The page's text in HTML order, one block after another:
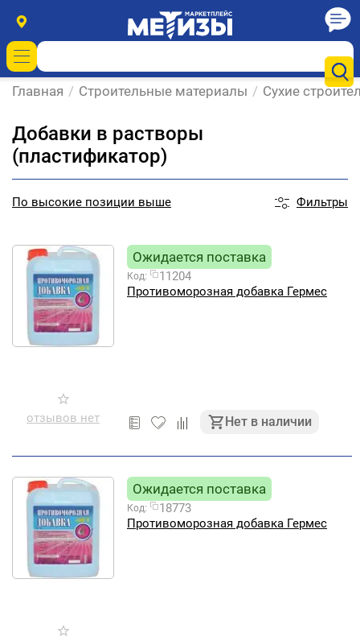
Главная / Строительные материалы / Сухие
Добавки в растворы
(пластификатор)
По высокие позиции выше Фильтры
отзывов нет
Ожидается поставка
Код:
11204
Противоморозная добавка Гермес
Нет в наличии
Ожидается поставка
Код:
18773
Противоморозная добавка Гермес